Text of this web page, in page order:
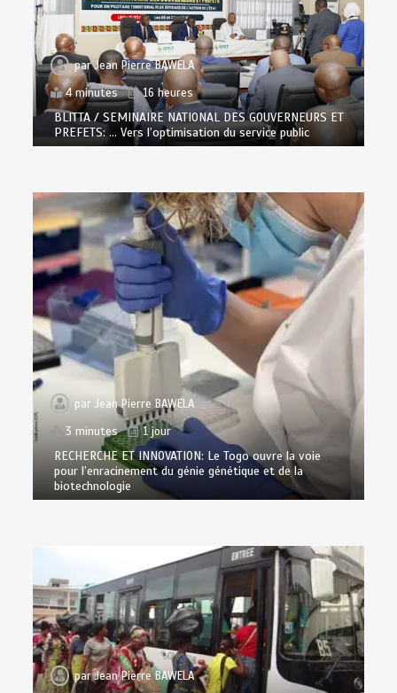
parJean Pierre BAWELA
4 minutes
16 heures
BLITTA / SEMINAIRE NATIONAL DES GOUVERNEURS ET
PREFETS: … Vers l’optimisation du service public
parJean Pierre BAWELA
3 minutes
1 jour
RECHERCHE ET INNOVATION: Le Togo ouvre la voie
pour l’enracinement du génie génétique et de la
biotechnologie
parJean Pierre BAWELA